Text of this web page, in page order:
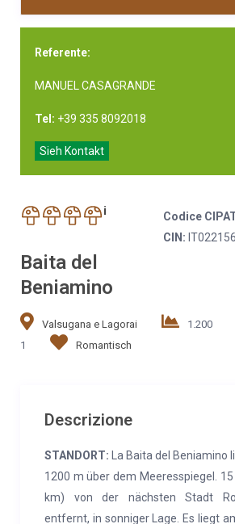
Referente:
MANUEL CASAGRANDE
Tel: +39 335 8092018
Sieh Kontakt
i Codice
CIN:
Baita del
Beniamino
Valsugana e Lagorai 1.200
1
Romantisch
Descrizione
STANDORT: La Baita del Beniamino
1200 m über dem Meeresspiegel.
km) von der nächsten Stadt
entfernt, in sonniger Lage. Es liegt